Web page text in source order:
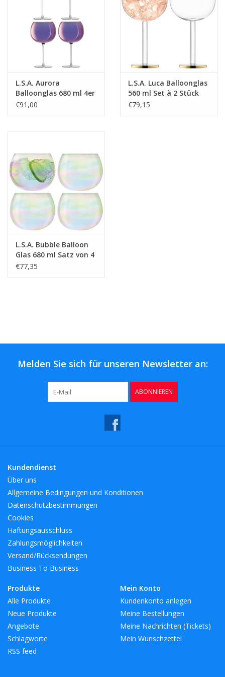
L.S.A. Aurora
Balloonglas 680 ml 4er
Set
€91,00
L.S.A. Luca Balloonglas
560 ml Set à 2 Stück
€79,15
L.S.A. Bubble Balloon
Glas 680 ml Satz von 4
Stücken
€77,35
Melden Sie sich für unseren Newsletter an:
ABONNIEREN
Kundendienst
Über uns
Allgemeine Bedingungen und Konditionen
Datenschutzbestimmungen
Cookies
Haftungsausschluss
Zahlungsmöglichkeiten
Versand/Rücksendungen
Business To Business
Produkte
Alle Produkte
Neue Produkte
Angebote
Schlagworte
RSS feed
Mein Konto
Kundenkonto anlegen
Meine Bestellungen
Meine Nachrichten (Tickets)
Mein Wunschzettel